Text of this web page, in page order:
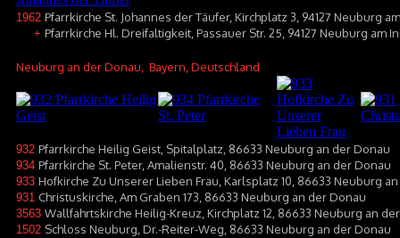
1962 Pfarrkirche St. Johannes der Täufer, Kirchplatz 3, 94127 Neuburg
+ Pfarrkirche Hl. Dreifaltigkeit, Passauer Str. 25, 94127 Neuburg am
Neuburg an der Donau , Bayern, Deutschland
932 Pfarrkirche Heilig Geist, Spitalplatz, 86633 Neuburg an der Donau
934 Pfarrkirche St. Peter, Amalienstr. 40, 86633 Neuburg an der Donau
933 Hofkirche Zu Unserer Lieben Frau, Karlsplatz 10, 86633 Neuburg
931 Christuskirche, Am Graben 173, 86633 Neuburg an der Donau
3563 Wallfahrtskirche Heilig-Kreuz, Kirchplatz 12, 86633 Neuburg an
1502 Schloss Neuburg, Dr.-Reiter-Weg, 86633 Neuburg an der Donau